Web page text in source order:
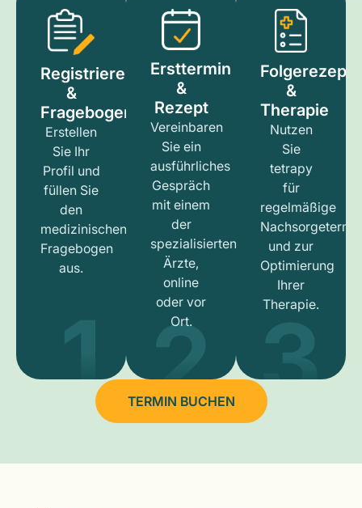
Registrieren
&
Fragebogen
Erstellen
Sie Ihr
Profil und
füllen Sie
den
medizinischen
Fragebogen
aus.
1
Ersttermin
&
Rezept
Vereinbaren
Sie ein
ausführliches
Gespräch
mit einem
der
spezialisierten
Ärzte,
online
oder vor
Ort.
2
Folgerezept
&
Therapie
Nutzen
Sie
tetrapy
für
regelmäßige
und zur
Optimierung
Ihrer
Therapie.
3
TERMIN BUCHEN